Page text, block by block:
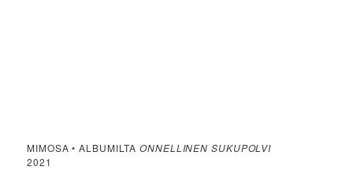
MIMOSA • ALBUMILTAONNELLINEN SUKUPOLVI
2021